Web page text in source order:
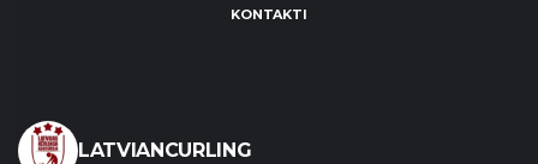
KONTAKTI
LATVIANCURLING